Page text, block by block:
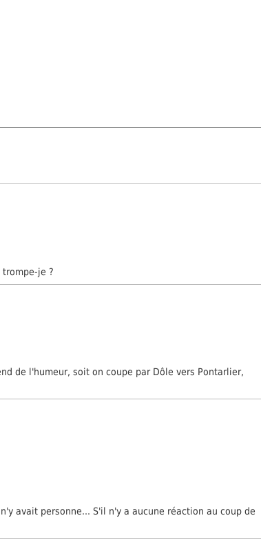
je ?
de l'humeur, soit on coupe par Dôle vers Pontarlier,
avait personne... S'il n'y a aucune réaction au coup de